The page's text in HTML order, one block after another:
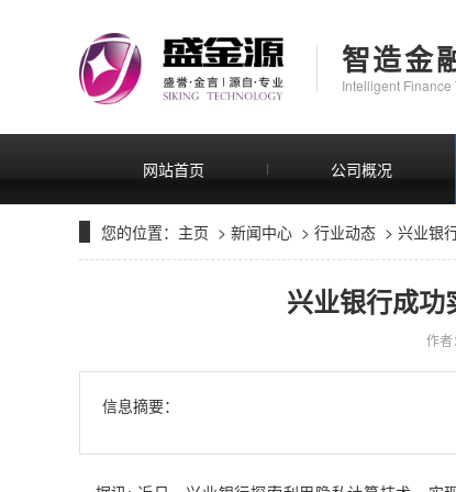
智造金
Intelligent Finance
网站首页 公司概况
您的位置： 主页 > 新闻中心 > 行业动态 > 兴业银
兴业银行成功
作
信息摘要：